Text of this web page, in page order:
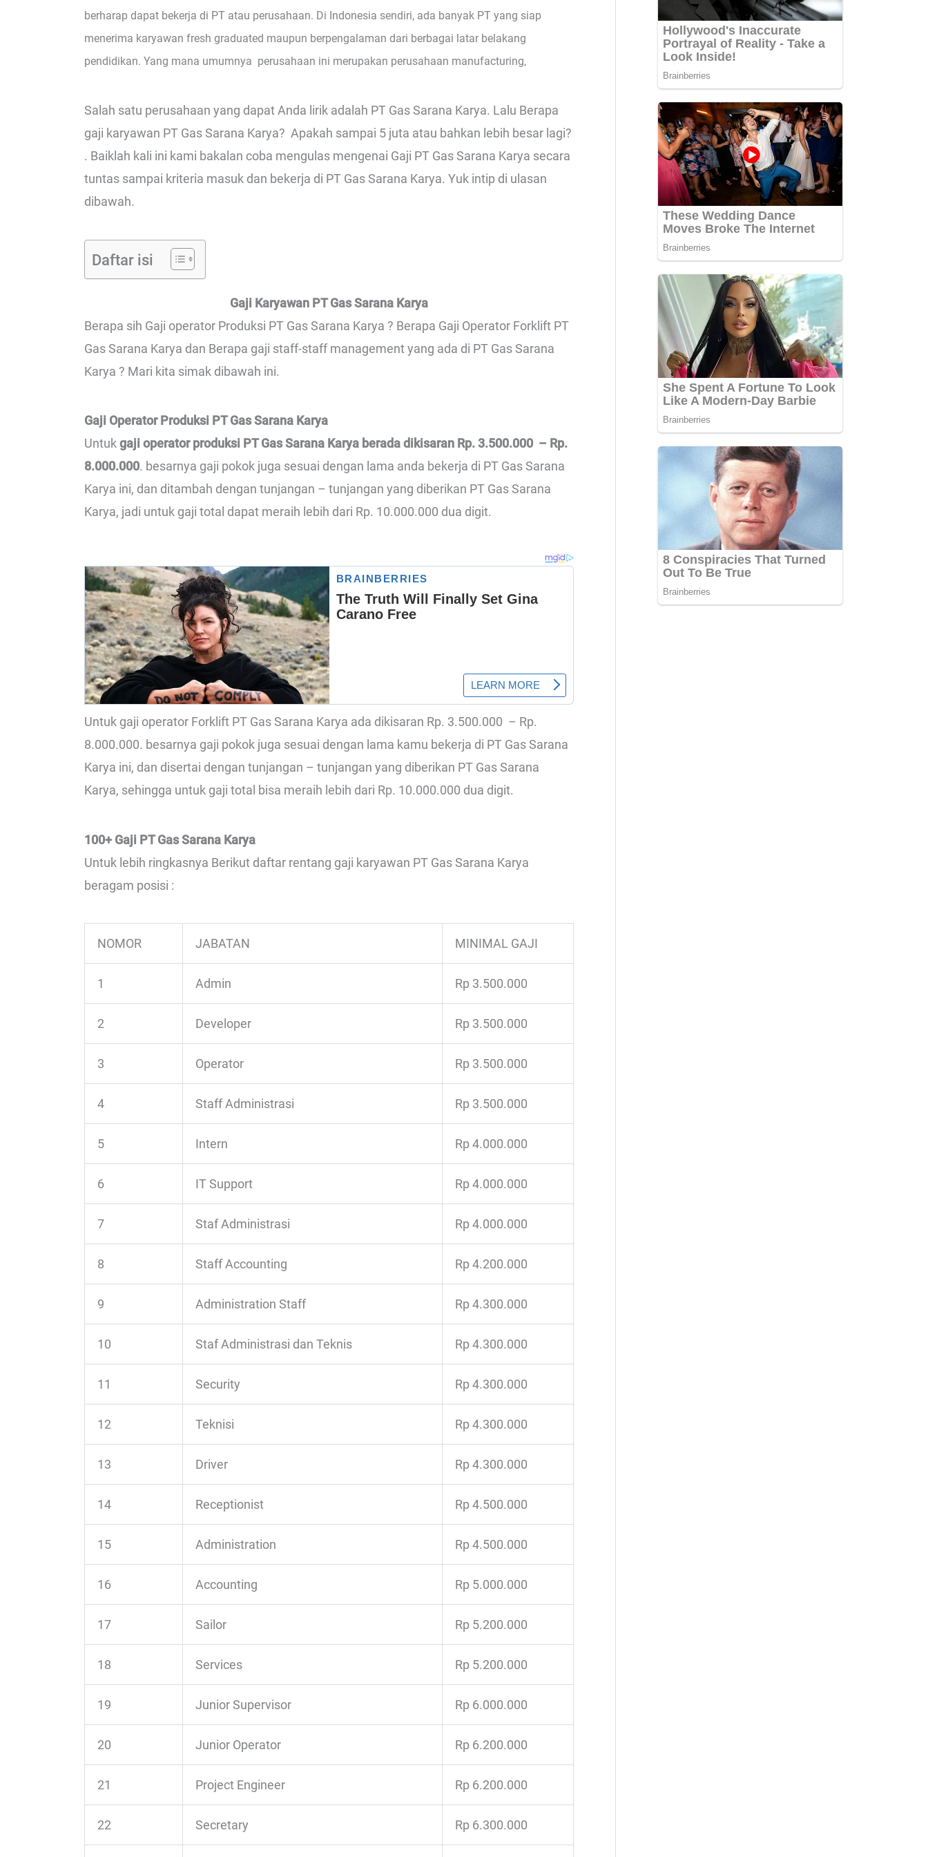
berharap dapat bekerja di PT atau perusahaan. Di Indonesia sendiri, ada banyak PT yang siap
menerima karyawan fresh graduated maupun berpengalaman dari berbagai latar belakang
pendidikan. Yang mana umumnya perusahaan ini merupakan perusahaan manufacturing,
Salah satu perusahaan yang dapat Anda lirik adalah PT Gas Sarana Karya. Lalu Berapa
gaji karyawan PT Gas Sarana Karya? Apakah sampai 5 juta atau bahkan lebih besar lagi?
. Baiklah kali ini kami bakalan coba mengulas mengenai Gaji PT Gas Sarana Karya secara
tuntas sampai kriteria masuk dan bekerja di PT Gas Sarana Karya. Yuk intip di ulasan
dibawah.
Daftar isi
Gaji Karyawan PT Gas Sarana Karya
Berapa sih Gaji operator Produksi PT Gas Sarana Karya ? Berapa Gaji Operator Forklift PT
Gas Sarana Karya dan Berapa gaji staff-staff management yang ada di PT Gas Sarana
Karya ? Mari kita simak dibawah ini.
Gaji Operator Produksi PT Gas Sarana Karya
Untukgaji operator produksi PT Gas Sarana Karya berada dikisaran Rp. 3.500.000 – Rp.
8.000.000. besarnya gaji pokok juga sesuai dengan lama anda bekerja di PT Gas Sarana
Karya ini, dan ditambah dengan tunjangan – tunjangan yang diberikan PT Gas Sarana
Karya, jadi untuk gaji total dapat meraih lebih dari Rp. 10.000.000 dua digit.
Untuk gaji operator Forklift PT Gas Sarana Karya ada dikisaran Rp. 3.500.000 – Rp.
8.000.000. besarnya gaji pokok juga sesuai dengan lama kamu bekerja di PT Gas Sarana
Karya ini, dan disertai dengan tunjangan – tunjangan yang diberikan PT Gas Sarana
Karya, sehingga untuk gaji total bisa meraih lebih dari Rp. 10.000.000 dua digit.
100+ Gaji PT Gas Sarana Karya
Untuk lebih ringkasnya Berikut daftar rentang gaji karyawan PT Gas Sarana Karya
beragam posisi :
NOMOR JABATAN MINIMAL GAJI
1 Admin Rp 3.500.000
2 Developer Rp 3.500.000
3 Operator Rp 3.500.000
4 Staff Administrasi Rp 3.500.000
5 Intern Rp 4.000.000
6 IT Support Rp 4.000.000
7 Staf Administrasi Rp 4.000.000
8 Staff Accounting Rp 4.200.000
9 Administration Staff Rp 4.300.000
10 Staf Administrasi dan Teknis Rp 4.300.000
11 Security Rp 4.300.000
12 Teknisi Rp 4.300.000
13 Driver Rp 4.300.000
14 Receptionist Rp 4.500.000
15 Administration Rp 4.500.000
16 Accounting Rp 5.000.000
17 Sailor Rp 5.200.000
18 Services Rp 5.200.000
19 Junior Supervisor Rp 6.000.000
20 Junior Operator Rp 6.200.000
21 Project Engineer Rp 6.200.000
22 Secretary Rp 6.300.000